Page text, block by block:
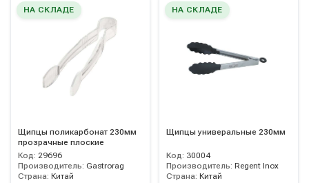
НА СКЛАДЕ
Щипцы поликарбонат 230мм
прозрачные плоские
Код: 29696
Производитель: Gastrorag
Страна: Китай
НА СКЛАДЕ
Щипцы универальные 230мм
Код: 30004
Производитель: Regent Inox
Страна: Китай